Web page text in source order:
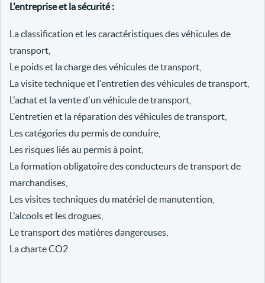
L'entreprise et la sécurité :
La classification et les caractéristiques des véhicules de
transport,
Le poids et la charge des véhicules de transport,
La visite technique et l'entretien des véhicules de transport,
L'achat et la vente d'un véhicule de transport,
L'entretien et la réparation des véhicules de transport,
Les catégories du permis de conduire,
Les risques liés au permis à point,
La formation obligatoire des conducteurs de transport de
marchandises,
Les visites techniques du matériel de manutention,
L'alcools et les drogues,
Le transport des matières dangereuses,
La charte CO2